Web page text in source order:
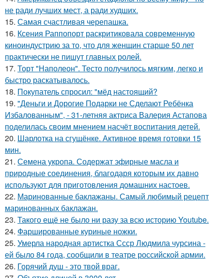
не ради лучших мест, а ради худших.
15. Самая счастливая черепашка.
16. Ксения Раппопорт раскритиковала современную
киноиндустрию за то, что для женщин старше 50 лет
практически не пишут главных ролей.
17. Торт "Наполеон". Тесто получилось мягким, легко и
быстро раскатывалось.
18. Покупатель спросил: "мёд настоящий?
19. "Деньги и Дорогие Подарки не Сделают Ребёнка
Избалованным", - 31-летняя актриса Валерия Астапова
поделилась своим мнением насчёт воспитания детей.
20. Шарлотка на сгущёнке. Активное время готовки 15
мин.
21. Семена укропа. Содержат эфирные масла и
природные соединения, благодаря которым их давно
используют для приготовления домашних настоев.
22. Маринованные баклажаны. Самый любимый рецепт
маринованных баклажан.
23. Такого ещё не было ни разу за всю историю Youtube.
24. Фаршированные куриные ножки.
25. Умерла народная артистка Ссср Людмила чурсина -
ей было 84 года, сообщили в театре российской армии.
26. Горячий душ - это твой враг.